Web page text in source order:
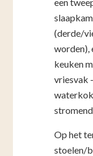
(derde/
worden),
keuken
vriesvak
Op het
stoelen/